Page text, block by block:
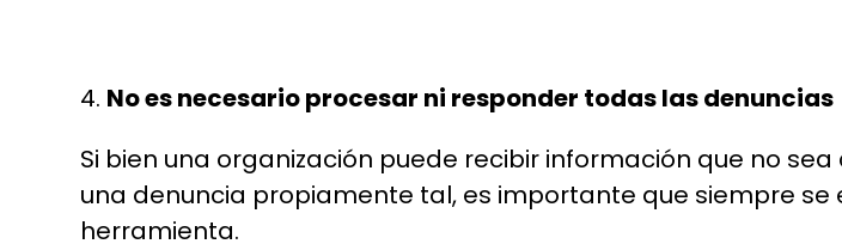
No es necesario procesar ni responder todas las denuncias
Si bien una organización puede recibir información que no
una denuncia propiamente tal, es importante que siempre
herramienta.